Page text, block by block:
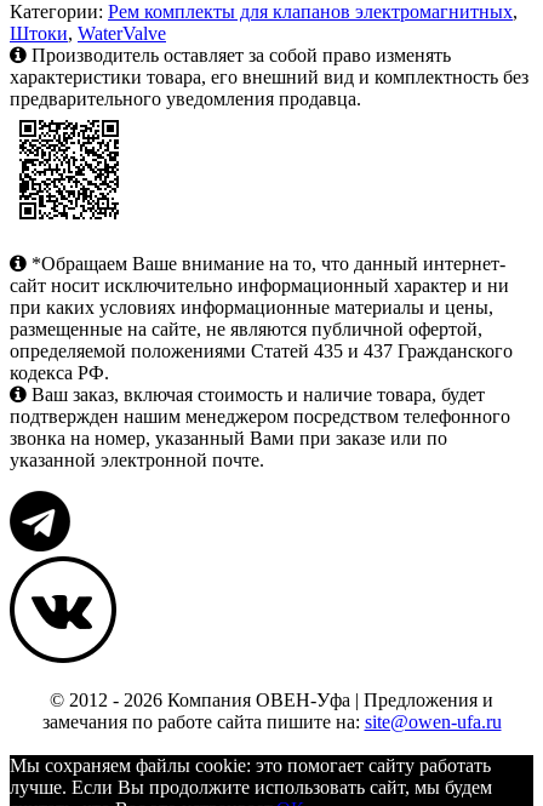
Категории: Рем комплекты для клапанов электромагнитных,
Штоки, WaterValve
Производитель оставляет за собой право изменять
характеристики товара, его внешний вид и комплектность без
предварительного уведомления продавца.
*Обращаем Ваше внимание на то, что данный интернет-
сайт носит исключительно информационный характер и ни
при каких условиях информационные материалы и цены,
размещенные на сайте, не являются публичной офертой,
определяемой положениями Статей 435 и 437 Гражданского
кодекса РФ.
Ваш заказ, включая стоимость и наличие товара, будет
подтвержден нашим менеджером посредством телефонного
звонка на номер, указанный Вами при заказе или по
указанной электронной почте.
© 2012 - 2026 Компания ОВЕН-Уфа | Предложения и
замечания по работе сайта пишите на: site@owen-ufa.ru
Мы cохраняем файлы cookie: это помогает сайту работать
лучше. Если Вы продолжите использовать сайт, мы будем